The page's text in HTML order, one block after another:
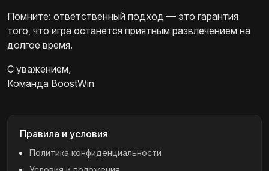
Помните: ответственный подход — это гарантия
того, что игра останется приятным развлечением на
долгое время.
С уважением,
Команда BoostWin
Правила и условия
Политика конфиденциальности